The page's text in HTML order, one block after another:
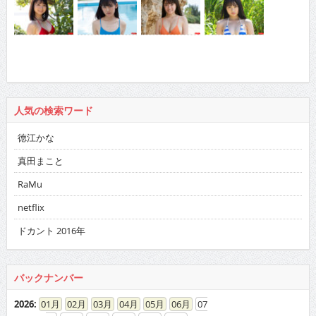
人気の検索ワード
徳江かな
真田まこと
RaMu
netflix
ドカント 2016年
バックナンバー
2026: 01 02 03 04 05 06
07